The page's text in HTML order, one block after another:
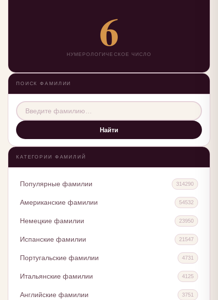
6
НУМЕРОЛОГИЧЕСКОЕ ЧИСЛО
ПОИСК ФАМИЛИИ
Найти
КАТЕГОРИИ ФАМИЛИЙ
Популярные фамилии 314290
Американские фамилии 54532
Немецкие фамилии 23950
Испанские фамилии 21547
Португальские фамилии 4731
Итальянские фамилии 4125
Английские фамилии 3751